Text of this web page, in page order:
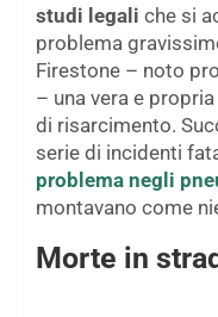
studi legali che si
problema
Firestone – noto
– una vera e
di risarcimento.
serie di incidenti
problema negli
montavano come
Morte in